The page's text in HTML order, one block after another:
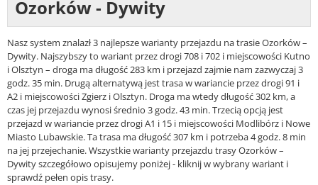
Ozorków - Dywity
Nasz system znalazł 3 najlepsze warianty przejazdu na trasie Ozorków –
Dywity. Najszybszy to wariant przez drogi 708 i 702 i miejscowości Kutno
i Olsztyn – droga ma długość 283 km i przejazd zajmie nam zazwyczaj 3
godz. 35 min. Drugą alternatywą jest trasa w wariancie przez drogi 91 i
A2 i miejscowości Zgierz i Olsztyn. Droga ma wtedy długość 302 km, a
czas jej przejazdu wynosi średnio 3 godz. 43 min. Trzecią opcją jest
przejazd w wariancie przez drogi A1 i 15 i miejscowości Modlibórz i Nowe
Miasto Lubawskie. Ta trasa ma długość 307 km i potrzeba 4 godz. 8 min
na jej przejechanie. Wszystkie warianty przejazdu trasy Ozorków –
Dywity szczegółowo opisujemy poniżej - kliknij w wybrany wariant i
sprawdź pełen opis trasy.